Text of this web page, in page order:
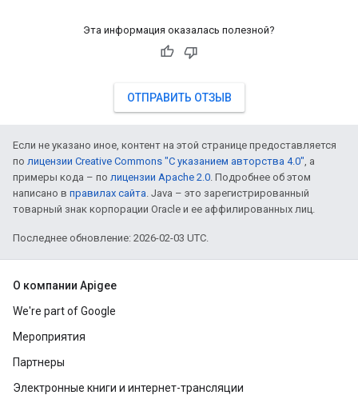
Эта информация оказалась полезной?
ОТПРАВИТЬ ОТЗЫВ
Если не указано иное, контент на этой странице предоставляется
по лицензии Creative Commons "С указанием авторства 4.0", а
примеры кода – по лицензии Apache 2.0. Подробнее об этом
написано в правилах сайта. Java – это зарегистрированный
товарный знак корпорации Oracle и ее аффилированных лиц.
Последнее обновление: 2026-02-03 UTC.
О компании Apigee
We're part of Google
Мероприятия
Партнеры
Электронные книги и интернет-трансляции